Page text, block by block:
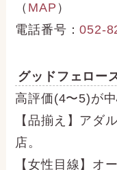
（ MAP ）
電話番号：052-
グッドフェロー
高評価(4〜5)が
【品揃え】アダ
店。
【女性目線】オ